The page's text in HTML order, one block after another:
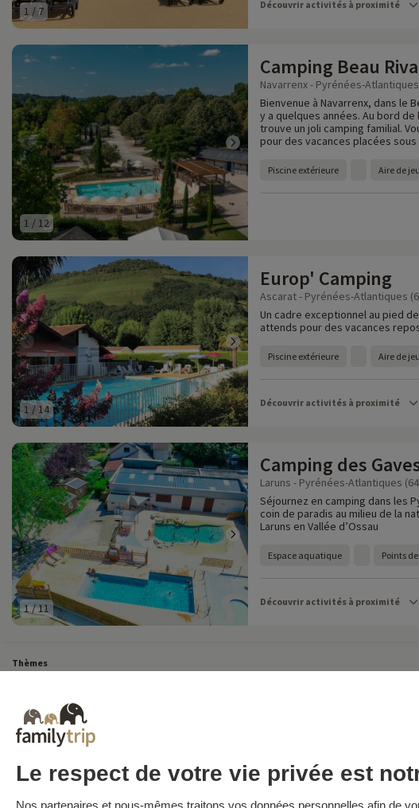
1 / 7 Découvrir activités à proximité
1 / 12
Camping Beau
Navarrenx - Pyrénées-
Bienvenue à Navarrenx, dans le
y a quelques années. Au bord
trouve un joli camping familial.
pour des vacances placées
Piscine extérieure Aire de
1/14
Europ' Camping
Ascarat - Pyrénées-Atlantiques
Un cadre exceptionnel au pied
attends pour des vacances
Piscine extérieure Aire de
Découvrir activités à proximité
1/11
Camping des
Laruns - Pyrénées-Atlantiques
Séjournez en camping dans les
coin de paradis au milieu de la
Laruns en Vallée d’Ossau
Espace aquatique Points
Découvrir activités à proximité
Thèmes
Toutes Nos Vacances en Famille en France
Destinations
Vacances au Ski en France
Le respect de votre vie privée est
Nos partenaires et nous-mêmes traitons vos données personnelles afin de